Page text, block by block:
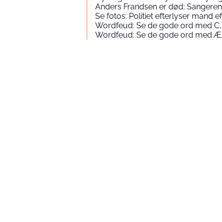
Anders Frandsen er død:
Se fotos: Politiet efterlyser mand
Wordfeud: Se de gode ord med
Wordfeud: Se de gode ord med